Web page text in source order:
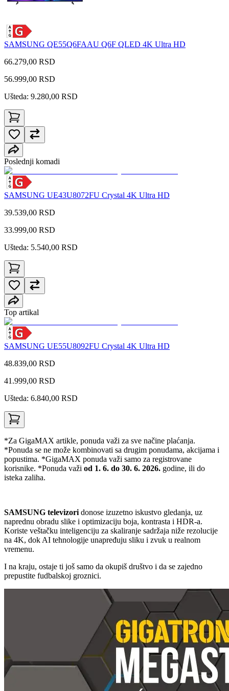
SAMSUNG QE55Q6FAAU Q6F QLED 4K Ultra HD
66.279,00 RSD
56.999,00 RSD
Ušteda: 9.280,00 RSD
Poslednji komadi
SAMSUNG UE43U8072FU Crystal 4K Ultra HD
39.539,00 RSD
33.999,00 RSD
Ušteda: 5.540,00 RSD
Top artikal
SAMSUNG UE55U8092FU Crystal 4K Ultra HD
48.839,00 RSD
41.999,00 RSD
Ušteda: 6.840,00 RSD
*Za GigaMAX artikle, ponuda važi za sve načine plaćanja.
*Ponuda se ne može kombinovati sa drugim ponudama, akcijama i
popustima. *GigaMAX ponuda važi samo za registrovane
korisnike. *Ponuda važi od 1. 6. do 30. 6. 2026. godine, ili do
isteka zaliha.
SAMSUNG televizori donose izuzetno iskustvo gledanja, uz
naprednu obradu slike i optimizaciju boja, kontrasta i HDR-a.
Koriste veštačku inteligenciju za skaliranje sadržaja niže rezolucije
na 4K, dok AI tehnologije unapređuju sliku i zvuk u realnom
vremenu.
I na kraju, ostaje ti još samo da okupiš društvo i da se zajedno
prepustite fudbalskoj groznici.